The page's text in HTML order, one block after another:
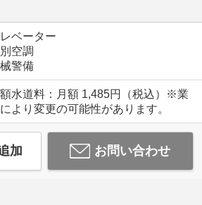
ベーター
空調
警備
水道料：月額 1,485円（税込）※業
より変更の可能性があります。
加 お問い合わせ